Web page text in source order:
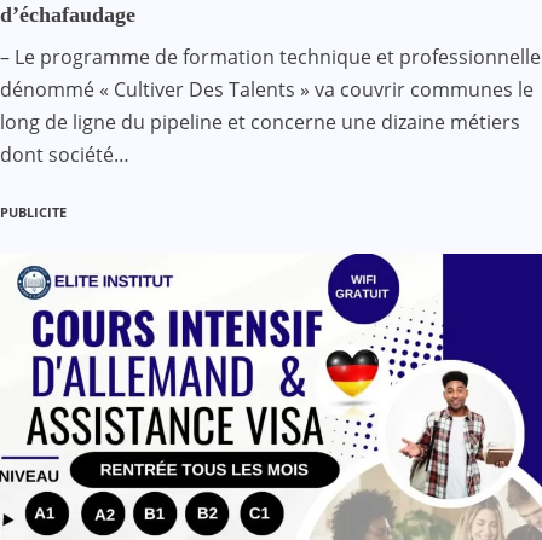
d’échafaudage
– Le programme de formation technique et professionnelle
dénommé « Cultiver Des Talents » va couvrir communes le
long de ligne du pipeline et concerne une dizaine métiers
dont société…
PUBLICITE